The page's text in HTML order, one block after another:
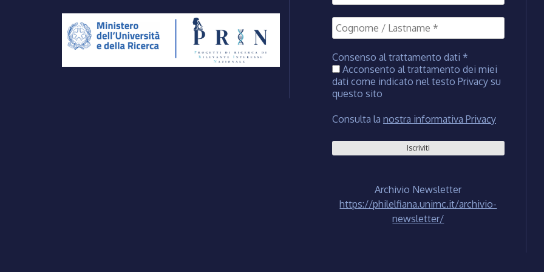
Consenso al trattamento dati *
Acconsento al trattamento dei miei
dati come indicato nel testo Privacy su
questo sito
Consulta la nostra informativa Privacy
Archivio Newsletter
https://philelfiana.unimc.it/archivio-
newsletter/